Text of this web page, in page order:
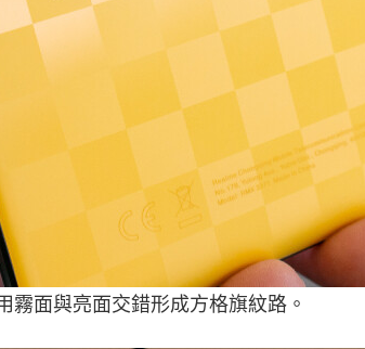
面與亮面交錯形成方格旗紋路。